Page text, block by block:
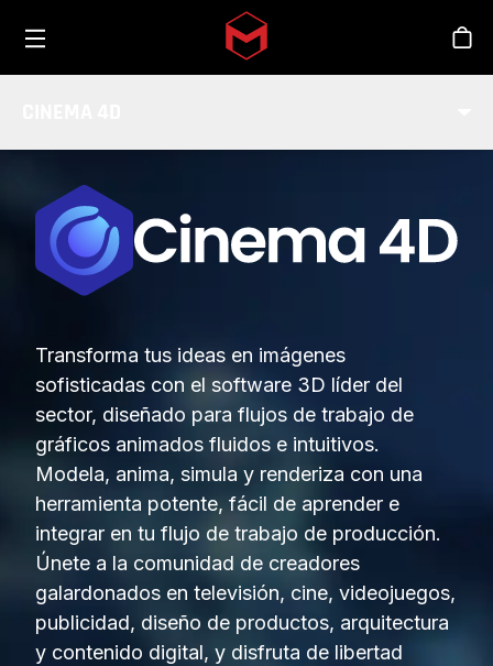
Skip to main content
Transforma tus ideas en imágenes
sofisticadas con el software 3D líder del
sector, diseñado para flujos de trabajo de
gráficos animados fluidos e intuitivos.
Modela, anima, simula y renderiza con una
herramienta potente, fácil de aprender e
integrar en tu flujo de trabajo de producción.
Únete a la comunidad de creadores
galardonados en televisión, cine, videojuegos,
publicidad, diseño de productos, arquitectura
y contenido digital, y disfruta de libertad